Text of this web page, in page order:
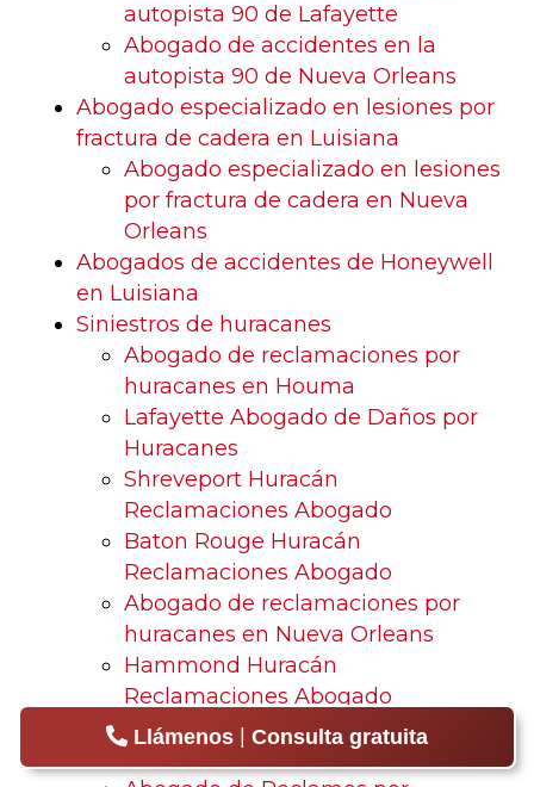
autopista 90 de Lafayette
Abogado de accidentes en la
autopista 90 de Nueva Orleans
Abogado especializado en lesiones por
fractura de cadera en Luisiana
Abogado especializado en lesiones
por fractura de cadera en Nueva
Orleans
Abogados de accidentes de Honeywell
en Luisiana
Siniestros de huracanes
Abogado de reclamaciones por
huracanes en Houma
Lafayette Abogado de Daños por
Huracanes
Shreveport Huracán
Reclamaciones Abogado
Baton Rouge Huracán
Reclamaciones Abogado
Abogado de reclamaciones por
huracanes en Nueva Orleans
Hammond Huracán
Reclamaciones Abogado
Abogado de reclamaciones por
Llámenos Consulta gratuita